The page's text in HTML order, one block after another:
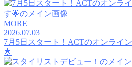
MORE
2026.07.03
7月5日スタート！ACTのオンライ
🌟